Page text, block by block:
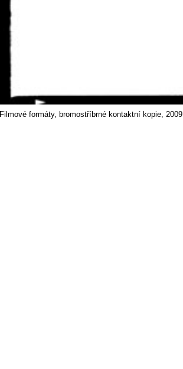
Filmové formáty, bromostříbrné kontaktní kopie, 2009